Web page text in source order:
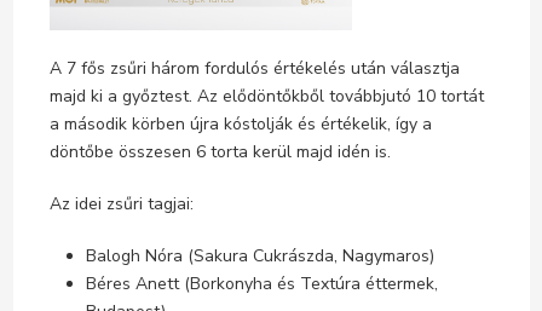
A 7 fős zsűri három fordulós értékelés után választja
majd ki a győztest. Az elődöntőkből továbbjutó 10 tortát
a második körben újra kóstolják és értékelik, így a
döntőbe összesen 6 torta kerül majd idén is.
Az idei zsűri tagjai:
Balogh Nóra (Sakura Cukrászda, Nagymaros)
Béres Anett (Borkonyha és Textúra éttermek,